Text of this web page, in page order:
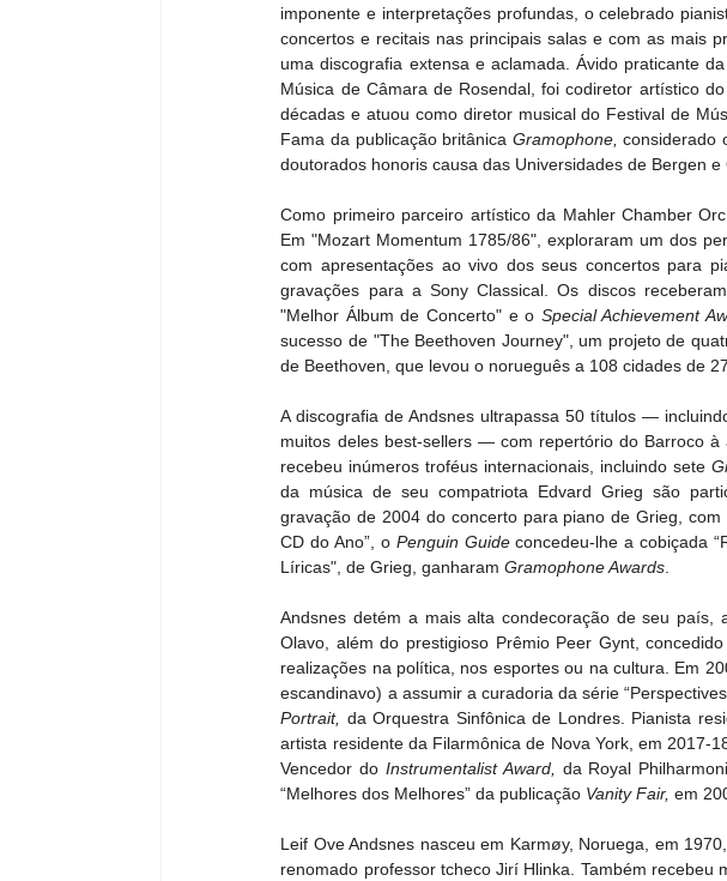
imponente e interpretações profundas, o celebrado
concertos e recitais nas principais salas e com as mais
uma discografia extensa e aclamada. Ávido praticante
Música de Câmara de Rosendal, foi codiretor artístico
décadas e atuou como diretor musical do Festival de
Fama da publicação britânica Gramophone, considerado
doutorados honoris causa das Universidades de Bergen
Como primeiro parceiro artístico da Mahler Chamber
Em "Mozart Momentum 1785/86", exploraram um dos
com apresentações ao vivo dos seus concertos para
gravações para a Sony Classical. Os discos
"Melhor Álbum de Concerto" e o Special Achievement
sucesso de "The Beethoven Journey", um projeto de
de Beethoven, que levou o norueguês a 108 cidades de
A discografia de Andsnes ultrapassa 50 títulos —
muitos deles best-sellers — com repertório do Barroco
recebeu inúmeros troféus internacionais, incluindo sete
da música de seu compatriota Edvard Grieg são
gravação de 2004 do concerto para piano de Grieg,
CD do Ano”, o Penguin Guide concedeu-lhe a cobiçada
Líricas", de Grieg, ganharam Gramophone Awards
Andsnes detém a mais alta condecoração de seu
Olavo, além do prestigioso Prêmio Peer Gynt,
realizações na política, nos esportes ou na cultura. Em
escandinavo) a assumir a curadoria da série
Portrait, da Orquestra Sinfônica de Londres. Pianista
artista residente da Filarmônica de Nova York, em 2017-
Vencedor do Instrumentalist Award,
da Royal
“Melhores dos Melhores” da publicação Vanity Fair, em
Leif Ove Andsnes nasceu em Karmøy, Noruega, em
renomado professor tcheco Jirí Hlinka. Também